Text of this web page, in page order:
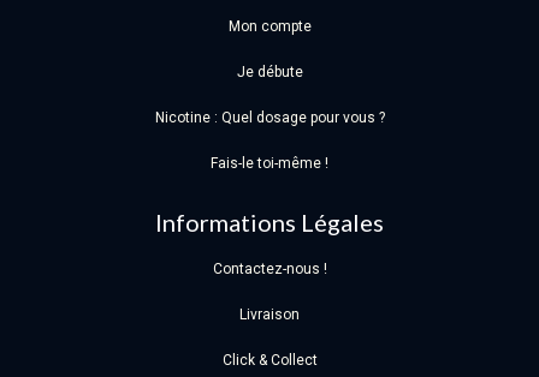
Mon compte
Je débute
Nicotine : Quel dosage pour vous ?
Fais-le toi-même !
Informations Légales
Contactez-nous !
Livraison
Click & Collect